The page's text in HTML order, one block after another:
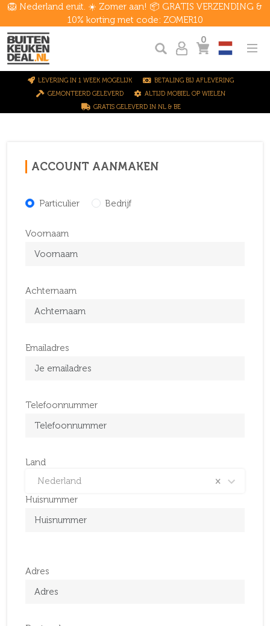
🦁 Nederland eruit. ☀️ Zomer aan! 📦 GRATIS VERZENDING &
10% korting met code: ZOMER10
0
LEVERING IN 1 WEEK MOGELIJK
BETALING BIJ AFLEVERING
GEMONTEERD GELEVERD
ALTIJD MOBIEL OP WIELEN
GRATIS GELEVERD IN NL & BE
ACCOUNT AANMAKEN
Particulier Bedrijf
Voornaam
Achternaam
Emailadres
Telefoonnummer
Land
×
Nederland
Huisnummer
Adres